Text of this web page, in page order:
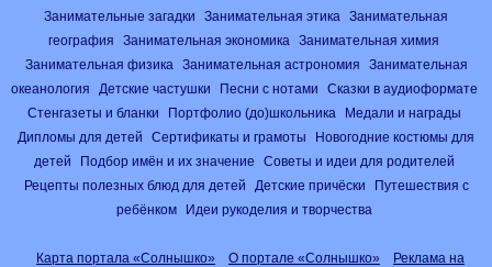
Занимательные загадки
Занимательная этика
Занимательная
география
Занимательная экономика
Занимательная химия
Занимательная физика
Занимательная астрономия
Занимательная
океанология
Детские частушки Песни с нотами
Сказки в аудиоформате
Стенгазеты и бланки
Портфолио (до)школьника
Медали и награды
Дипломы для детей
Сертификаты и грамоты
Новогодние костюмы для
детей
Подбор имён и их значение
Советы и идеи для родителей
Рецепты полезных блюд для детей
Детские причёски
Путешествия с
ребёнком
Идеи рукоделия и творчества
Карта портала «Солнышко» О портале «Солнышко»
Реклама на